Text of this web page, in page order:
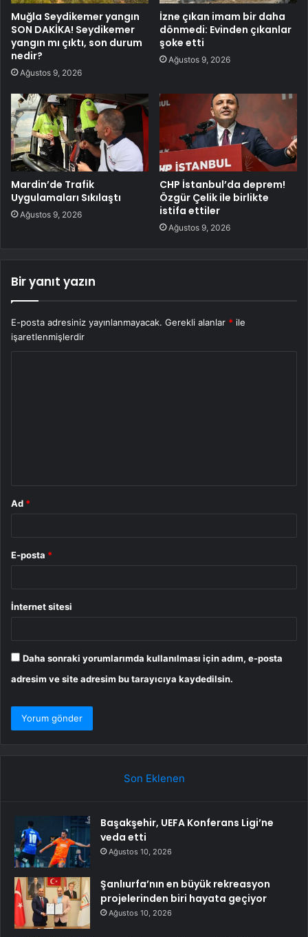
Muğla Seydikemer yangın
SON DAKİKA! Seydikemer
yangın mı çıktı, son durum
nedir?
Ağustos 9, 2026
İzne çıkan imam bir daha
dönmedi: Evinden çıkanlar
şoke etti
Ağustos 9, 2026
Mardin’de Trafik
Uygulamaları Sıkılaştı
Ağustos 9, 2026
CHP İstanbul’da deprem!
Özgür Çelik ile birlikte
istifa ettiler
Ağustos 9, 2026
Bir yanıt yazın
E-posta adresiniz yayınlanmayacak. Gerekli alanlar * ile
işaretlenmişlerdir
Ad *
E-posta *
İnternet sitesi
Daha sonraki yorumlarımda kullanılması için adım, e-posta
adresim ve site adresim bu tarayıcıya kaydedilsin.
Son Eklenen
Başakşehir, UEFA Konferans Ligi’ne
veda etti
Ağustos 10, 2026
Şanlıurfa’nın en büyük rekreasyon
projelerinden biri hayata geçiyor
Ağustos 10, 2026